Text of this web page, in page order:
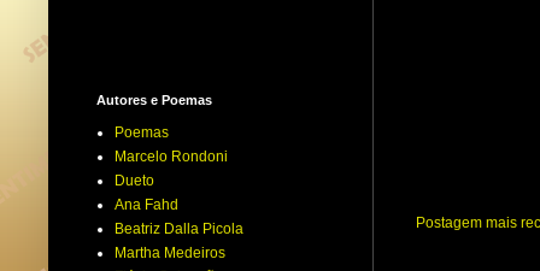
Postagem mais
Autores e Poemas
Poemas
Marcelo Rondoni
Dueto
Ana Fahd
Beatriz Dalla Picola
Martha Medeiros